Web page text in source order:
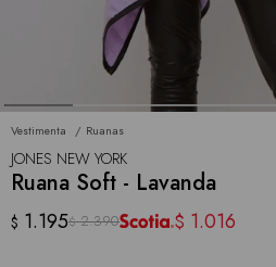
Vestimenta Ruanas
JONES NEW YORK
Ruana Soft - Lavanda
$ 1.195$ 2.390 $ 1.016